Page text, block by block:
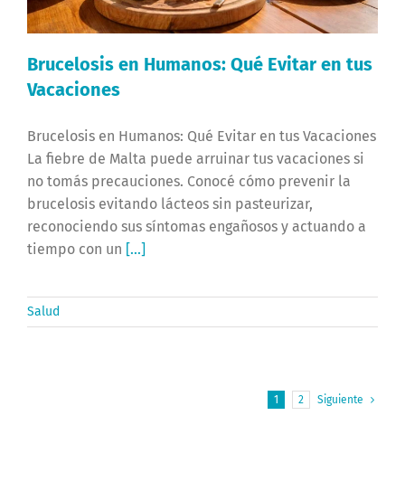
Brucelosis en Humanos: Qué Evitar en tus
Vacaciones
Brucelosis en Humanos: Qué Evitar en tus Vacaciones
La fiebre de Malta puede arruinar tus vacaciones si
no tomás precauciones. Conocé cómo prevenir la
brucelosis evitando lácteos sin pasteurizar,
reconociendo sus síntomas engañosos y actuando a
tiempo con un [...]
Salud
1 2 Siguiente